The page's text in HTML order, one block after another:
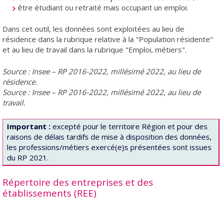
être étudiant ou retraité mais occupant un emploi.
Dans cet outil, les données sont exploitées au lieu de
résidence dans la rubrique relative à la "Population résidente"
et au lieu de travail dans la rubrique "Emploi, métiers".
Source : Insee – RP 2016-2022, millésimé 2022, au lieu de
résidence.
Source : Insee – RP 2016-2022, millésimé 2022, au lieu de
travail.
Important :excepté pour le territoire Région et pour des
raisons de délais tardifs de mise à disposition des données,
les professions/métiers exercé(e)s présentées sont issues
du RP 2021.
Répertoire des entreprises et des
établissements (REE)